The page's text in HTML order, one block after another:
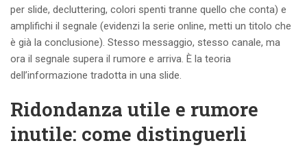
per slide, decluttering, colori spenti tranne quello che conta) e
amplifichi il segnale (evidenzi la serie online, metti un titolo che
è già la conclusione). Stesso messaggio, stesso canale, ma
ora il segnale supera il rumore e arriva. È la teoria
dell’informazione tradotta in una slide.
Ridondanza utile e rumore
inutile: come distinguerli